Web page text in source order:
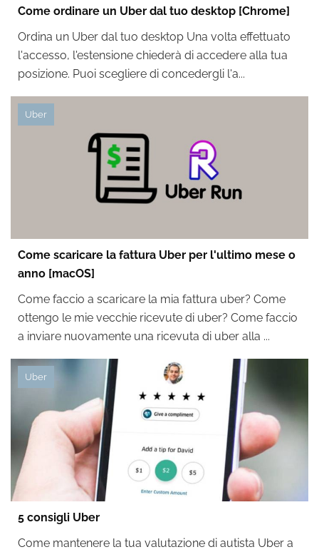
Come ordinare un Uber dal tuo desktop [Chrome]
Ordina un Uber dal tuo desktop Una volta effettuato
l'accesso, l'estensione chiederà di accedere alla tua
posizione. Puoi scegliere di concedergli l'a...
Uber
Come scaricare la fattura Uber per l'ultimo mese o
anno [macOS]
Come faccio a scaricare la mia fattura uber? Come
ottengo le mie vecchie ricevute di uber? Come faccio
a inviare nuovamente una ricevuta di uber alla ...
Uber
5 consigli Uber
Come mantenere la tua valutazione di autista Uber a